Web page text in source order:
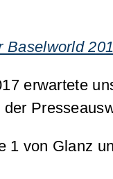
Baselworld
erwartete
1 von Glanz